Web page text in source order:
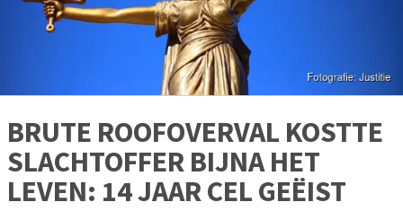
BRUTE ROOFOVERVAL KOSTTE
SLACHTOFFER BIJNA HET
LEVEN: 14 JAAR CEL GEËIST